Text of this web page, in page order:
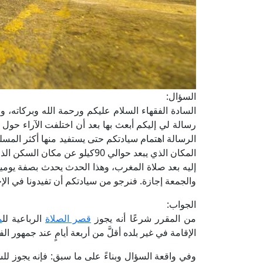
السؤال:
السادة الفقهاء السلام عليكم ورحمة الله
رسالة لي إليكم أبعث بها بعد أن اختلفت الآراء
الرسالة اهتمام سيادتكم حتى يستفيد منها أكثر
المكان الذي يبعد حوالي
إليه بعد صلاة المغرب، وهذا الحدث يحدث بصفة
والجمعة إجازة. فنرجو من سيادتكم أن تفيدونا في
الجواب:
من المقرر شرعًا أنه يجوز قصر الصلاة الرباعية لل
الإقامة في غير بلده أقلَّ من أربعة أيامٍ عند جمهور
وفي واقعة السؤال وبناءً على ما سبق: فإنه يجوز